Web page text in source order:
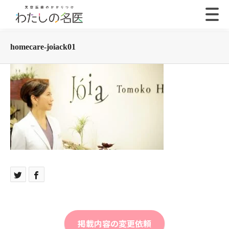
homecare-joiack01
掲載内容の変更依頼